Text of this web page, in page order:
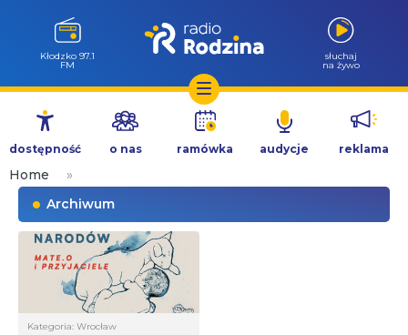
Przejdź
treści
Kłodzko 97.1
FM
słuchaj
na żywo
dostępność o nas ramówka audycje reklama
Home
»
Archiwum
Kategoria: Wrocław